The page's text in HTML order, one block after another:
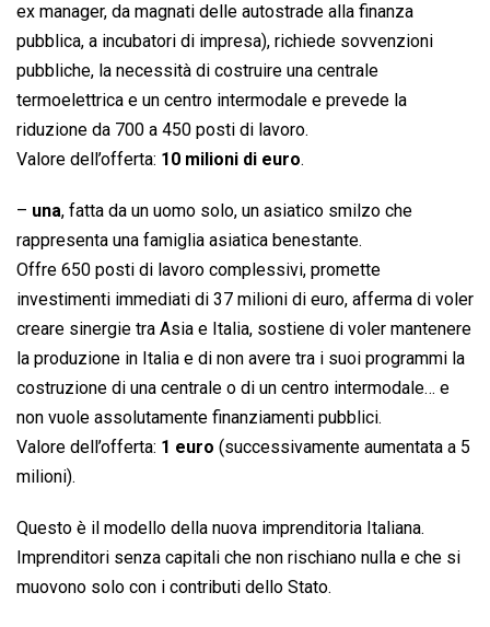
ex manager, da magnati delle autostrade alla finanza
pubblica, a incubatori di impresa), richiede sovvenzioni
pubbliche, la necessità di costruire una centrale
termoelettrica e un centro intermodale e prevede la
riduzione da 700 a 450 posti di lavoro.
Valore dell’offerta: 10 milioni di euro.
– una, fatta da un uomo solo, un asiatico smilzo che
rappresenta una famiglia asiatica benestante.
Offre 650 posti di lavoro complessivi, promette
investimenti immediati di 37 milioni di euro, afferma di voler
creare sinergie tra Asia e Italia, sostiene di voler mantenere
la produzione in Italia e di non avere tra i suoi programmi la
costruzione di una centrale o di un centro intermodale… e
non vuole assolutamente finanziamenti pubblici.
Valore dell’offerta: 1 euro (successivamente aumentata a 5
milioni).
Questo è il modello della nuova imprenditoria Italiana.
Imprenditori senza capitali che non rischiano nulla e che si
muovono solo con i contributi dello Stato.